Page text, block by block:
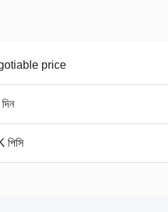
price
পিসি